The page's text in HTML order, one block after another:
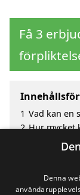
Få 3
1 Vad kan en
2 Hur mycket
Fördelar
Sök efter
Denna